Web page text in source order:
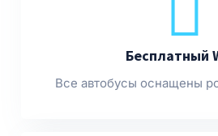
Бесплатный
Все автобусы оснащены